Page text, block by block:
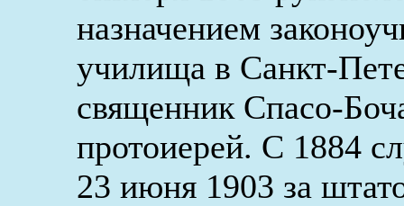
назначением
училища в Санкт-
священник Спасо-
протоиерей. С 1884
23 июня 1903 за